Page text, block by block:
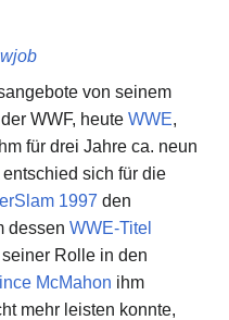
von seinem
WWF, heute WWE,
für drei Jahre ca. neun
sich für die
1997 den
dessen WWE-Titel
Rolle in den
McMahon ihm
mehr leisten konnte,